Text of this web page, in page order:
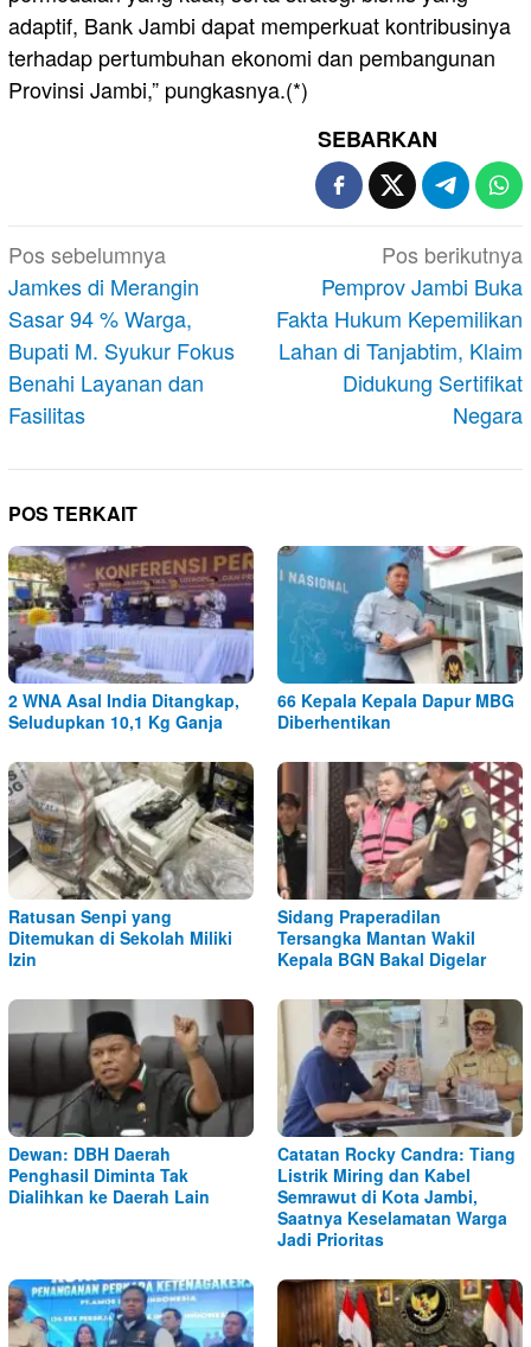
adaptif, Bank Jambi dapat memperkuat kontribusinya
terhadap pertumbuhan ekonomi dan pembangunan
Provinsi Jambi,” pungkasnya.(*)
SEBARKAN
Navigasi
pos
Pos sebelumnya
Jamkes di Merangin
Sasar 94 % Warga,
Bupati M. Syukur Fokus
Benahi Layanan dan
Fasilitas
Pos berikutnya
Pemprov Jambi Buka
Fakta Hukum Kepemilikan
Lahan di Tanjabtim, Klaim
Didukung Sertifikat
Negara
POS TERKAIT
2 WNA Asal India Ditangkap,
Seludupkan 10,1 Kg Ganja
66 Kepala Kepala Dapur MBG
Diberhentikan
Ratusan Senpi yang
Ditemukan di Sekolah Miliki
Izin
Sidang Praperadilan
Tersangka Mantan Wakil
Kepala BGN Bakal Digelar
Dewan: DBH Daerah
Penghasil Diminta Tak
Dialihkan ke Daerah Lain
Catatan Rocky Candra: Tiang
Listrik Miring dan Kabel
Semrawut di Kota Jambi,
Saatnya Keselamatan Warga
Jadi Prioritas